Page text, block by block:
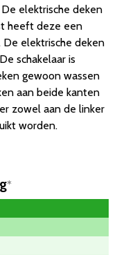
elektrische deken
heeft deze een
De elektrische deken
schakelaar is
gewoon wassen
aan beide kanten
zowel aan de linker
worden.
*